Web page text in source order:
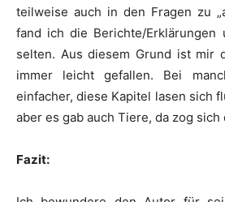
teilweise auch in den Fragen zu
fand ich die Berichte/Erklärungen
selten. Aus diesem Grund ist mir
immer leicht gefallen. Bei
einfacher, diese Kapitel lasen sich
aber es gab auch Tiere, da zog sich
Fazit: